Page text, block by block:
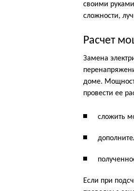
своими
сложности,
Расчет
Замена
доме.
провести ее
сложить
Если при